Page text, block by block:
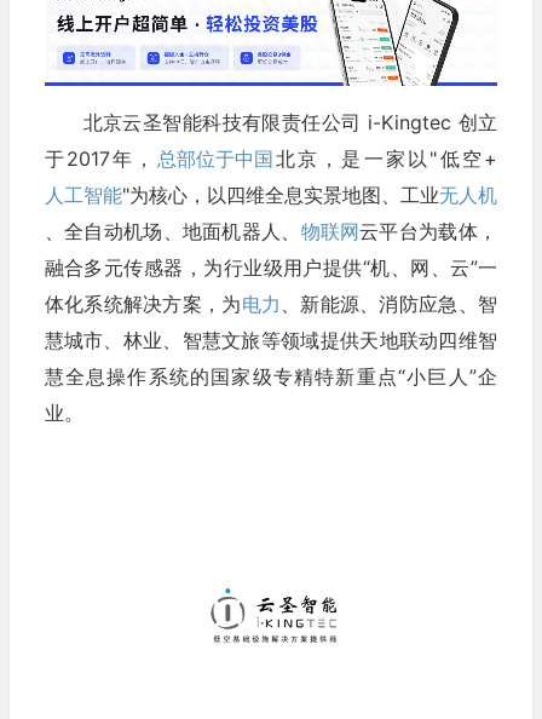
北京云圣智能科技有限责任公司 i-Kingtec 创立
于2017年， 总部位于中国北京，是一家以"低空+
人工智能"为核心，以四维全息实景地图、工业无人机
、全自动机场、地面机器人、 物联网云平台为载体，
融合多元传感器，为行业级用户提供“机、网、云”一
体化系统解决方案，为电力 、新能源、消防应急、智
慧城市、林业、智慧文旅等领域提供天地联动四维智
慧全息操作系统的国家级专精特新重点“小巨人”企
业。